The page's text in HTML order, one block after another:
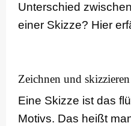
Unterschied
einer Skizze? Hier
Zeichnen und skizzieren
Eine Skizze ist das
Motivs. Das heißt